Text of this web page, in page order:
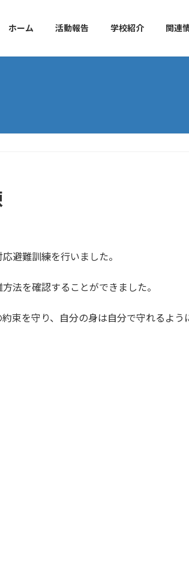
ホーム 活動報告 学校紹介 関連
避難訓練を行いました。
法を確認することができました。
束を守り、自分の身は自分で守れるよう